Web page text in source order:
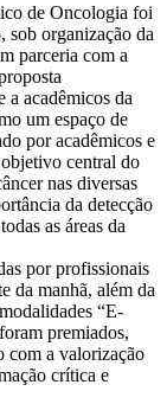
de Oncologia foi
sob organização da
parceria com a
acadêmicos da
um espaço de
por acadêmicos e
central do
nas diversas
da detecção
as áreas da
por profissionais
da manhã, além da
“E-
premiados,
com a valorização
crítica e